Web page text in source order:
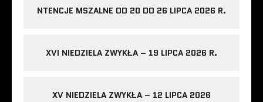
NTENCJE MSZALNE OD 20 DO 26 LIPCA 2026 R.
XVI NIEDZIELA ZWYKŁA – 19 LIPCA 2026 R.
XV NIEDZIELA ZWYKŁA – 12 LIPCA 2026